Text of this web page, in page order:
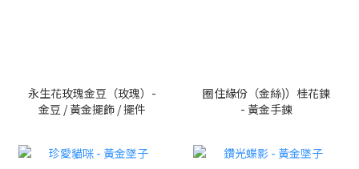
永生花玫瑰金豆（玫瑰）-
金豆 / 黃金擺飾 / 擺件
圈住緣份（金絲)）桂花鍊
- 黃金手鍊